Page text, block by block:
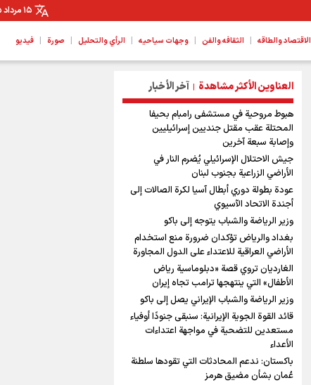
۱۵ مرداد ۱۴۰۵
الاقتصاد والطاقه | الثقافه والفن | وجهات سیاحیه | الرأي والتحليل | صورة | فيديو
العناوين الأكثر مشاهدة | آخر الأخبار
هبوط مروحية في مستشفى رامبام بحيفا
المحتلة عقب مقتل جنديين إسرائيليين
وإصابة سبعة آخرين
جيش الاحتلال الإسرائيلي يُضرم النار في
الأراضي الزراعية بجنوب لبنان
عودة بطولة دوري أبطال آسيا لكرة الصالات إلى
أجندة الاتحاد الآسيوي
وزير الرياضة والشباب يتوجه إلى باكو
بغداد والرياض تؤكدان ضرورة منع استخدام
الأراضي العراقية للاعتداء على الدول المجاورة
الغارديان تروي قصة «دبلوماسية رياض
الأطفال» التي ينتهجها ترامب تجاه إيران
وزير الرياضة والشباب الإيراني يصل إلى باكو
قائد القوة الجوية الإيرانية: سنبقى جنودًا أوفياء
مستعدين للتضحية في مواجهة اعتداءات
الأعداء
باكستان: ندعم المحادثات التي تقودها سلطنة
عُمان بشأن مضيق هرمز